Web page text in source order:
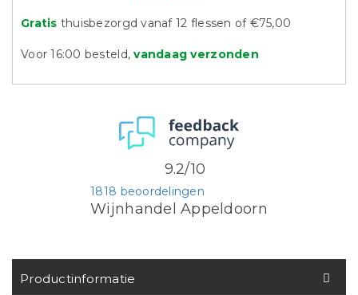
Gratis thuisbezorgd vanaf 12 flessen of €75,00
Voor 16:00 besteld,vandaag verzonden
Wijnhandel Appeldoorn
1818 beoordelingen
9.2/10
Productinformatie